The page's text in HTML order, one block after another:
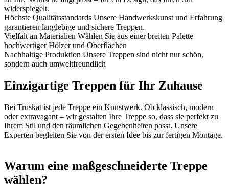
widerspiegelt.
Höchste Qualitätsstandards Unsere Handwerkskunst und Erfahrung
garantieren langlebige und sichere Treppen.
Vielfalt an Materialien Wählen Sie aus einer breiten Palette
hochwertiger Hölzer und Oberflächen
Nachhaltige Produktion Unsere Treppen sind nicht nur schön,
sondern auch umweltfreundlich
Einzigartige Treppen für Ihr Zuhause
Bei Truskat ist jede Treppe ein Kunstwerk. Ob klassisch, modern
oder extravagant – wir gestalten Ihre Treppe so, dass sie perfekt zu
Ihrem Stil und den räumlichen Gegebenheiten passt. Unsere
Experten begleiten Sie von der ersten Idee bis zur fertigen Montage.
Warum eine maßgeschneiderte Treppe
wählen?